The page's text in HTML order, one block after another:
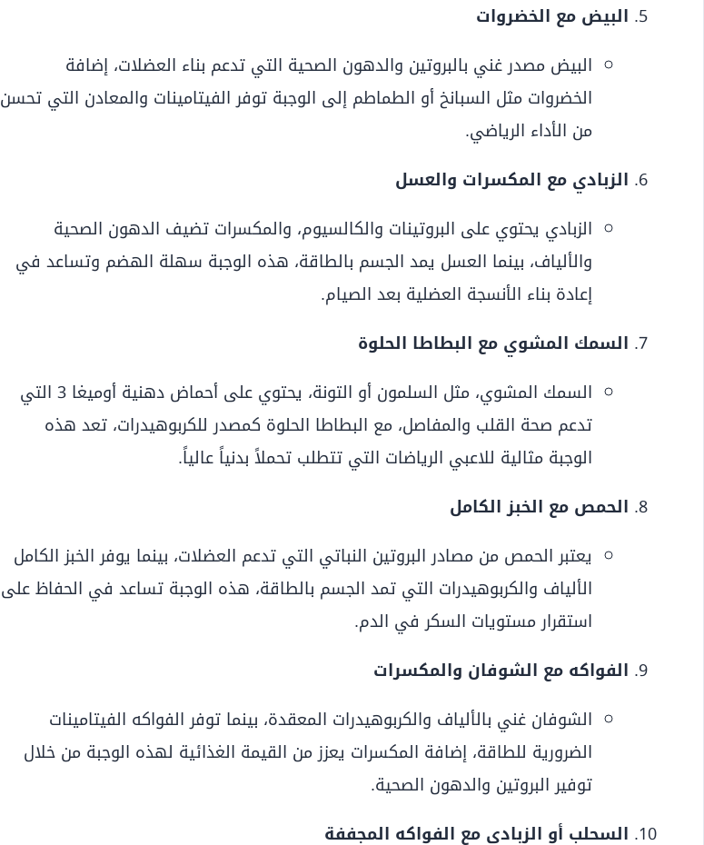
البيض مع الخضروات
البيض مصدر غني بالبروتين والدهون الصحية التي تدعم بناء العضلات، إضافة
الخضروات مثل السبانخ أو الطماطم إلى الوجبة توفر الفيتامينات والمعادن التي تحسن
من الأداء الرياضي.
الزبادي مع المكسرات والعسل
الزبادي يحتوي على البروتينات والكالسيوم، والمكسرات تضيف الدهون الصحية
والألياف، بينما العسل يمد الجسم بالطاقة، هذه الوجبة سهلة الهضم وتساعد في
إعادة بناء الأنسجة العضلية بعد الصيام.
السمك المشوي مع البطاطا الحلوة
السمك المشوي، مثل السلمون أو التونة، يحتوي على أحماض دهنية أوميغا 3 التي
تدعم صحة القلب والمفاصل، مع البطاطا الحلوة كمصدر للكربوهيدرات، تعد هذه
الوجبة مثالية للاعبي الرياضات التي تتطلب تحملاً بدنياً عالياً.
الحمص مع الخبز الكامل
يعتبر الحمص من مصادر البروتين النباتي التي تدعم العضلات، بينما يوفر الخبز الكامل
الألياف والكربوهيدرات التي تمد الجسم بالطاقة، هذه الوجبة تساعد في الحفاظ على
استقرار مستويات السكر في الدم.
الفواكه مع الشوفان والمكسرات
الشوفان غني بالألياف والكربوهيدرات المعقدة، بينما توفر الفواكه الفيتامينات
الضرورية للطاقة، إضافة المكسرات يعزز من القيمة الغذائية لهذه الوجبة من خلال
توفير البروتين والدهون الصحية.
السحلب أو الزبادي مع الفواكه المجففة